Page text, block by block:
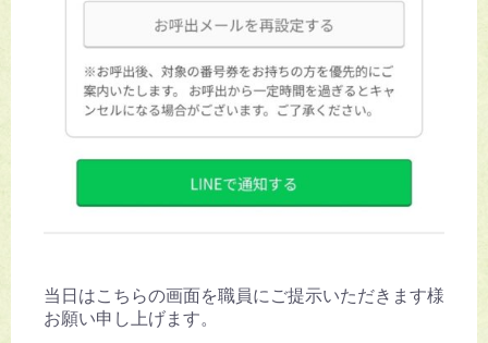
当日はこちらの画面を職員にご提示いただきます様
お願い申し上げます。